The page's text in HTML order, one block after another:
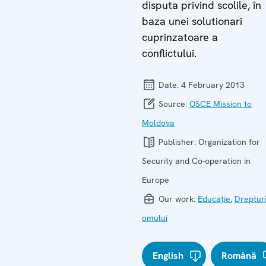
disputa privind scolile, în
baza unei solutionari
cuprinzatoare a
conflictului.
Date: 4 February 2013
Source: OSCE Mission to
Moldova
Publisher: Organization for
Security and Co-operation in
Europe
Our work: Educație,
omului
English Română